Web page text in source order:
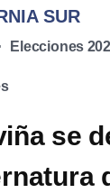
SUR
Elecciones
se